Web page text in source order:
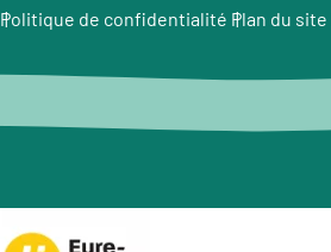
Politique de confidentialité Plan du site